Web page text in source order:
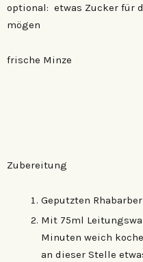
optional: etwas Zucker für
mögen
frische Minze
Zubereitung
Geputzten
Mit 75ml
Minuten weich
an dieser Stelle